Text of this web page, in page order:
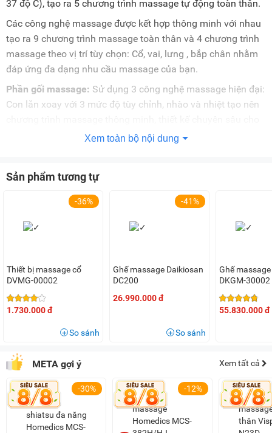
37 độ C), tạo ra 5 chương trình massage tự động toàn thân.
Các công nghệ massage được kết hợp thông minh với nhau
tạo ra 9 chương trình massage toàn thân và 4 chương trình
massage theo vị trí tùy chọn: Cổ, vai, lưng , bắp chân nhằm
đáp ứng đa dạng nhu cầu massage của bạn.
Phần gối massage: Sử dụng 3 công nghệ massage hiện đại:
Con lăn xoay với 3 mức độ tùy chỉnh, nhào và nhiệt tạo nên
vùng đầu giúp thư giãn, giảm đau đầu hiệu quả.
DVTM-00002 có chức năng massage nhiệt sẽ hỗ trợ giảm
trải nghiệm liệu pháp massage đá nóng, xông nóng... như tại
các spa 5 sao.
Lưu ý:Hình ảnh sản phẩm chỉ có tính chất minh họa, chi tiết
tế.
Xem toàn bộ nội dung
Sản phẩm tương tự
-36%
Thiết bị massage cổ
DVMG-00002
1.730.000 đ
So sánh
-41%
Ghế massage Daikiosan
DC200
26.990.000 đ
So sánh
Ghế
DKGM-30002
55.830.000 đ
META gợi ý Xem tất cả
-30% -12%